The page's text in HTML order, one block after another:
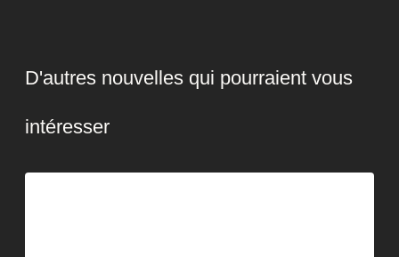
D'autres nouvelles qui pourraient vous
intéresser